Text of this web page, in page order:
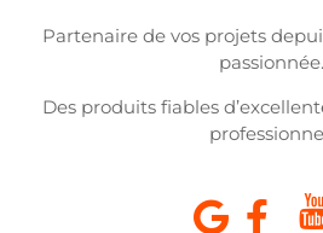
Partenaire de vos projets
passionnée.
Des produits fiables